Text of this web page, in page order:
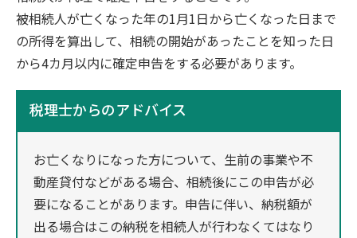
被相続人が亡くなった年の1月1日から亡くなった日まで
の所得を算出して、相続の開始があったことを知った日
から4カ月以内に確定申告をする必要があります。
税理士からのアドバイス
お亡くなりになった方について、生前の事業や不
動産貸付などがある場合、相続後にこの申告が必
要になることがあります。申告に伴い、納税額が
出る場合はこの納税を相続人が行わなくてはなり